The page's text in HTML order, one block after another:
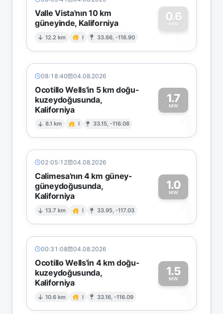
Valle Vista'nın 10 km
güneyinde, Kaliforniya
12.2 km I 33.66, -116.90
0.6
MW
0
08:18:40 04.08.2026
Ocotillo Wells'in 5 km doğu-
kuzeydoğusunda,
Kaliforniya
8.1 km I 33.15, -116.08
1.7
MW
1
02:05:12 04.08.2026
Calimesa'nın 4 km güney-
güneydoğusunda,
Kaliforniya
13.7 km I 33.95, -117.03
1.0
MW
1
00:31:08 04.08.2026
Ocotillo Wells'in 4 km doğu-
kuzeydoğusunda,
Kaliforniya
10.6 km I 33.16, -116.09
1.5
MW
1